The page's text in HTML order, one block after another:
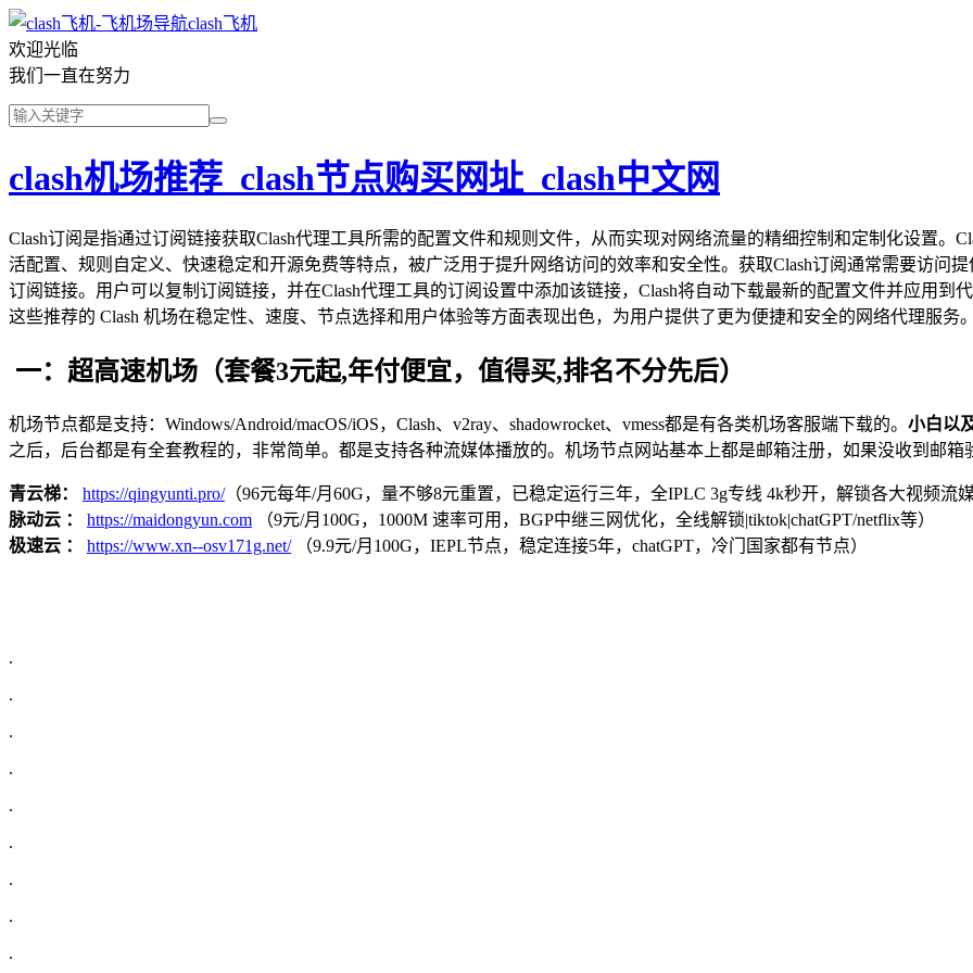
clash飞机
欢迎光临
我们一直在努力
clash机场推荐_clash节点购买网址_clash中文网
Clash订阅是指通过订阅链接获取Clash代理工具所需的配置文件和规则文件，从而实现对网络流量的精细控制和定制化设置。
活配置、规则自定义、快速稳定和开源免费等特点，被广泛用于提升网络访问的效率和安全性。获取Clash订阅通常需要访问
订阅链接。用户可以复制订阅链接，并在Clash代理工具的订阅设置中添加该链接，Clash将自动下载最新的配置文件并应用到
这些推荐的 Clash 机场在稳定性、速度、节点选择和用户体验等方面表现出色，为用户提供了更为便捷和安全的网络代理服务。
一：超高速机场（套餐3元起,年付便宜，值得买,排名不分先后）
机场节点都是支持：Windows/Android/macOS/iOS，Clash、v2ray、shadowrocket、vmess都是有各类机场客服端下载的。 小白以
之后，后台都是有全套教程的，非常简单。都是支持各种流媒体播放的。机场节点网站基本上都是邮箱注册，如果没收到邮箱
青云梯： https://qingyunti.pro/（96元每年/月60G，量不够8元重置，已稳定运行三年，全IPLC 3g专线 4k秒开，解锁各大视频流媒
脉动云 ：
https://maidongyun.com （9元/月100G，1000M 速率可用，BGP中继三网优化，全线解锁|tiktok|chatGPT/netflix等）
极速云 ：
https://www.xn--osv171g.net/（9.9元/月100G，IEPL节点，稳定连接5年，chatGPT，冷门国家都有节点）
.
.
.
.
.
.
.
.
.